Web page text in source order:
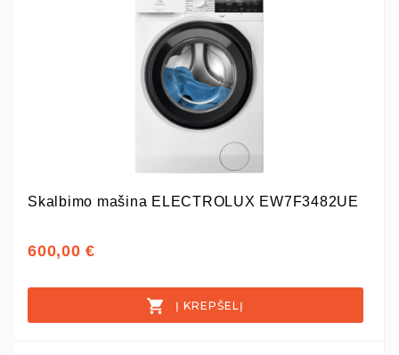
Skalbimo mašina ELECTROLUX EW7F3482UE
600,00 €
Į KREPŠELĮ